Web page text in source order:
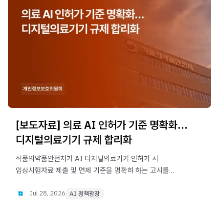
[보도자료] 의료 AI 인허가 기준 명확화…
디지털의료기기 규제 합리화
식품의약품안전처가 AI 디지털의료기기 인허가 시
임상시험자료 제출 및 면제 기준을 명확히 하는 고시를
기준을 구체화해 기업의 규제 예측성을 높이고 의료 AI 제품
Jul 28, 2026 AI 정책광장